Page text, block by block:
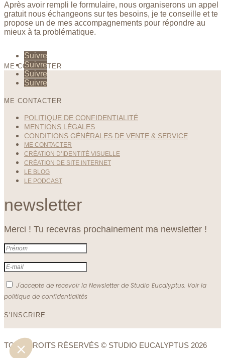
Après avoir rempli le formulaire, nous organiserons un appel
gratuit nous échangeons sur tes besoins, je te conseille et te
propose un de mes accompagnements pour répondre au
mieux à ta problématique.
ME CONTACTER
Suivre
Suivre
Suivre
Suivre
ME CONTACTER
POLITIQUE DE CONFIDENTIALITÉ
MENTIONS LÉGALES
CONDITIONS GÉNÉRALES DE VENTE & SERVICE
ME CONTACTER
CRÉATION D’IDENTITÉ VISUELLE
CRÉATION DE SITE INTERNET
LE BLOG
LE PODCAST
newsletter
Merci ! Tu recevras prochainement ma newsletter !
J'accepte de recevoir la Newsletter de Studio Eucalyptus. Voir la
politique de confidentialités
S'INSCRIRE
TOUS DROITS RÉSERVÉS © STUDIO EUCALYPTUS 2026